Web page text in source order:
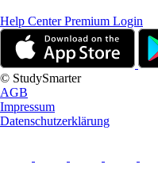
Help CenterPremium Login
© StudySmarter
AGB
Impressum
Datenschutzerklärung